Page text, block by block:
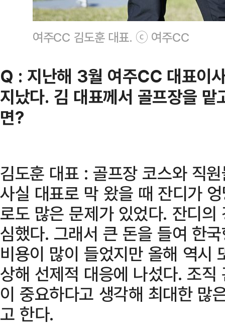
여주CC 김도훈 대표. ⓒ 여주CC
Q : 지난해 3월 여주CC 대표이
지났다. 김 대표께서 골프장을
면?
김도훈 대표 : 골프장 코스와 직
사실 대표로 막 왔을 때 잔디가
로도 많은 문제가 있었다. 잔디
심했다. 그래서 큰 돈을 들여 한
비용이 많이 들었지만 올해 역시
상해 선제적 대응에 나섰다. 조
이 중요하다고 생각해 최대한 많
고 한다.